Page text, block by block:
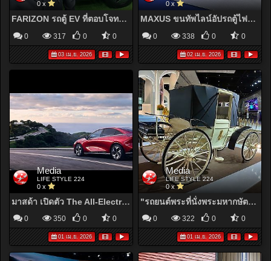
0 x
FARIZON รถตู้ EV ที่ตอบโจทย์ทั้งไลฟ์สไตล์ และธุรกิจ
0 317 0 0
03 เม.ย. 2026
0 x
MAXUS ขนทัพไลน์อัปรถตู้ไฟฟ้าสุดล้ำเพื่อการพาณิชย์ ในงานมอเตอร์โชว์ ครั้งที่ 47
0 338 0 0
02 เม.ย. 2026
Media
LIFE STYLE 224
0 x
มาสด้า เปิดตัว The All-Electric Mazda6e อย่างเป็นทางการ ด้วยราคาจำหน่ายเริ่มต้น 1,169,000 บาท
0 350 0 0
01 เม.ย. 2026
Media
LIFE STYLE 224
0 x
"รถยนต์พระที่นั่งพระมหากษัตริย์ไทย เพชรยอดมงกุฎ" ที่หาชมได้ยาก ที่งานมอเตอร์โชว์ครั้งที่47
0 322 0 0
01 เม.ย. 2026